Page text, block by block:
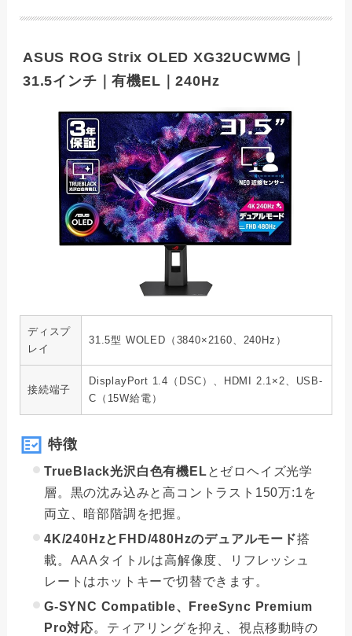
ASUS ROG Strix OLED XG32UCWMG｜
31.5インチ｜有機EL｜240Hz
ディスプ
レイ
31.5型 WOLED（3840×2160、240Hz）
接続端子
DisplayPort 1.4（DSC）、HDMI 2.1×2、USB-
C（15W給電）
特徴
TrueBlack光沢白色有機ELとゼロヘイズ光学
層。黒の沈み込みと高コントラスト150万:1を
両立、暗部階調を把握。
4K/240HzとFHD/480Hzのデュアルモード搭
載。AAAタイトルは高解像度、リフレッシュ
レートはホットキーで切替できます。
G-SYNC Compatible、FreeSync Premium
Pro対応。ティアリングを抑え、視点移動時の